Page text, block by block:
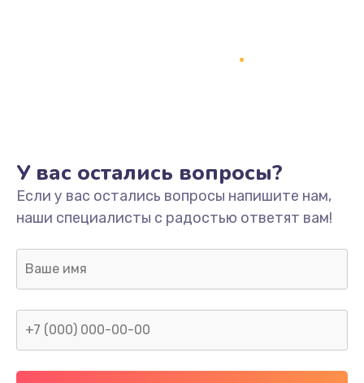
Модернизация
2100 руб.
2000 руб.
Ремонт пищалок(твитеров)
У вас остались вопросы?
Если у вас остались вопросы напишите нам,
наши специалисты с радостью ответят вам!